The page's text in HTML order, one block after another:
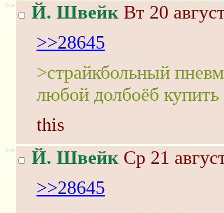
>> Й. Швейк Вт 20
>>28645
>страйкбольный
любой долбоёб купить
this
>> Й. Швейк Ср 21
>>28645